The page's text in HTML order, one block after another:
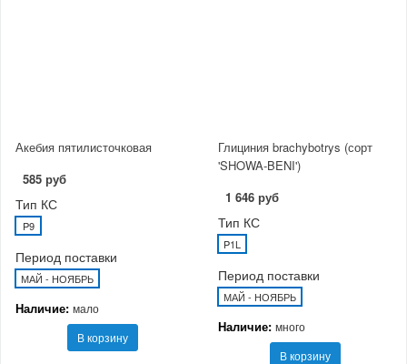
Акебия пятилисточковая
585 руб
Тип КС
P9
Период поставки
МАЙ - НОЯБРЬ
Наличие: мало
В корзину
Глициния brachybotrys (сорт
'SHOWA-BENI')
1 646 руб
Тип КС
P1L
Период поставки
МАЙ - НОЯБРЬ
Наличие: много
В корзину